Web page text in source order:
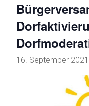
16. September